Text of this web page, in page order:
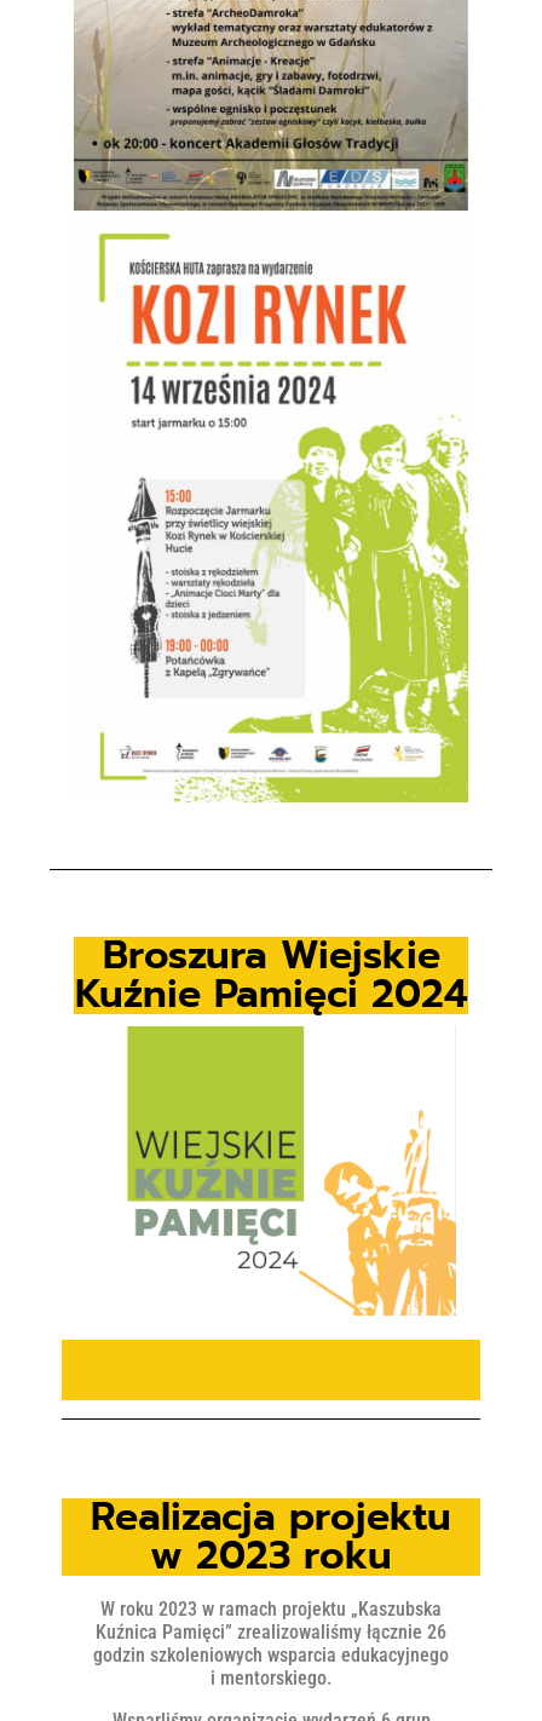
Broszura Wiejskie
Kuźnie Pamięci 2024
Realizacja projektu
w 2023 roku
W roku 2023 w ramach projektu „Kaszubska
Kuźnica Pamięci” zrealizowaliśmy łącznie 26
godzin szkoleniowych wsparcia edukacyjnego
i mentorskiego.